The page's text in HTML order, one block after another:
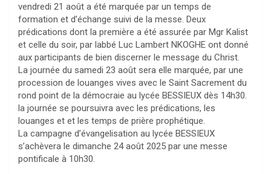
vendredi 21 août a été marquée par un temps de
formation et d’échange suivi de la messe. Deux
prédications dont la première a été assurée par Mgr Kalist
et celle du soir, par labbé Luc Lambert NKOGHE ont donné
aux participants de bien discerner le message du Christ.
La journée du samedi 23 août sera elle marquée, par une
procession de louanges vives avec le Saint Sacrement du
rond point de la démocraie au lycée BESSIEUX dès 14h30.
la journée se poursuivra avec les prédications, les
louanges et et les temps de prière prophétique.
La campagne d’évangelisation au lycée BESSIEUX
s’achèvera le dimanche 24 août 2025 par une messe
pontificale à 10h30.